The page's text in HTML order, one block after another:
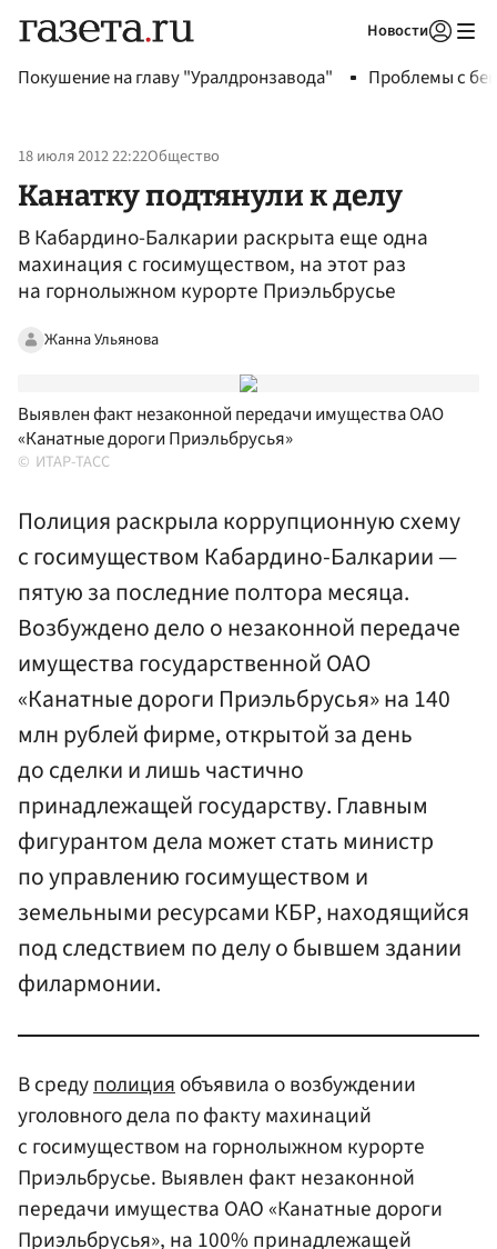
Новости
Покушение на главу "Уралдронзавода" Проблемы с
18 июля 2012 22:22Общество
Канатку подтянули к делу
В Кабардино-Балкарии раскрыта еще одна
махинация с госимуществом, на этот раз
на горнолыжном курорте Приэльбрусье
Жанна Ульянова
Выявлен факт незаконной передачи имущества ОАО
«Канатные дороги Приэльбрусья»
ИТАР-ТАСС
Полиция раскрыла коррупционную схему
с госимуществом Кабардино-Балкарии —
пятую за последние полтора месяца.
Возбуждено дело о незаконной передаче
имущества государственной ОАО
«Канатные дороги Приэльбрусья» на 140
млн рублей фирме, открытой за день
до сделки и лишь частично
принадлежащей государству. Главным
фигурантом дела может стать министр
по управлению госимуществом и
земельными ресурсами КБР, находящийся
под следствием по делу о бывшем здании
филармонии.
В средуполицияобъявила о возбуждении
уголовного дела по факту махинаций
с госимуществом на горнолыжном курорте
Приэльбрусье. Выявлен факт незаконной
передачи имущества ОАО «Канатные дороги
Приэльбрусья», на 100% принадлежащей